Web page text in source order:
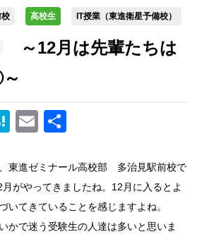
高校生 IT授業（東進衛星予備校）
～12月は先輩たちは
Hatena
Email
東進ゼミナール高校部 多治見駅前校で
がやってきましたね。12月に入るとよ
いてきていることを感じますよね。
かで迷う受験生の人達は多いと思いま